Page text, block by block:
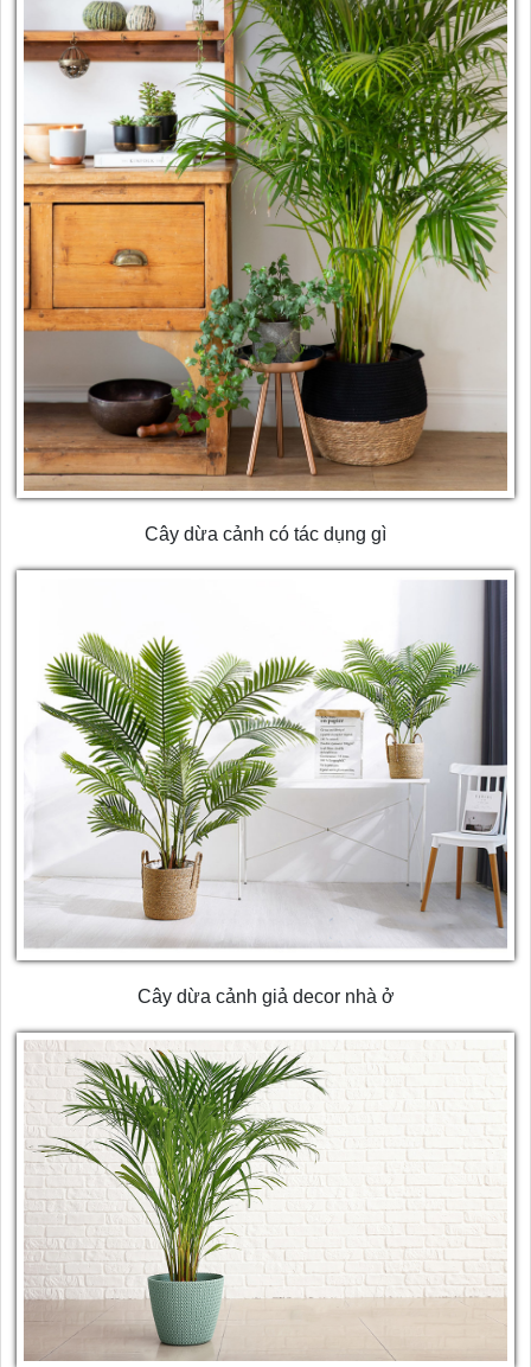
Cây dừa cảnh có tác dụng gì
Cây dừa cảnh giả decor nhà ở